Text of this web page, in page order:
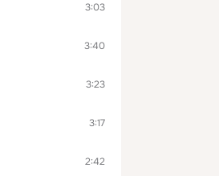
3:03
3:40
3:23
3:17
2:42